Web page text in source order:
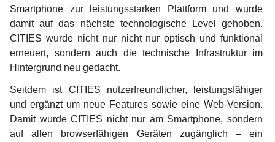
Smartphone zur leistungsstarken Plattform und wurde
damit auf das nächste technologische Level gehoben.
CITIES wurde nicht nur nicht nur optisch und funktional
erneuert, sondern auch die technische Infrastruktur im
Hintergrund neu gedacht.
Seitdem ist CITIES nutzerfreundlicher, leistungsfähiger
und ergänzt um neue Features sowie eine Web-Version.
Damit wurde CITIES nicht nur am Smartphone, sondern
auf allen browserfähigen Geräten zugänglich – ein